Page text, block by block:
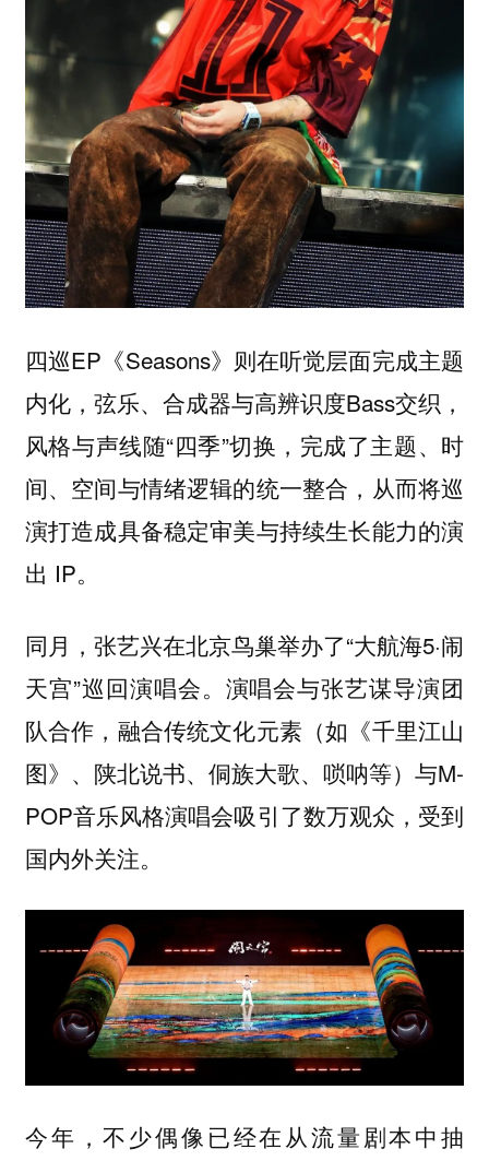
四巡EP《Seasons》则在听觉层面完成主题
内化，弦乐、合成器与高辨识度Bass交织，
风格与声线随“四季”切换，完成了主题、时
间、空间与情绪逻辑的统一整合，从而将巡
演打造成具备稳定审美与持续生长能力的演
出 IP。
同月，张艺兴在北京鸟巢举办了“大航海5·闹
天宫”巡回演唱会。演唱会与张艺谋导演团
队合作，融合传统文化元素（如《千里江山
图》、陕北说书、侗族大歌、唢呐等）与M-
POP音乐风格演唱会吸引了数万观众，受到
国内外关注。
今年，不少偶像已经在从流量剧本中抽